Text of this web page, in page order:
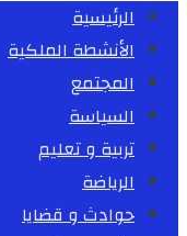
الرئيسية
الأنشطة الملكية
المجتمع
السياسة
تربية و تعليم
الرياضة
حوادث و قضايا